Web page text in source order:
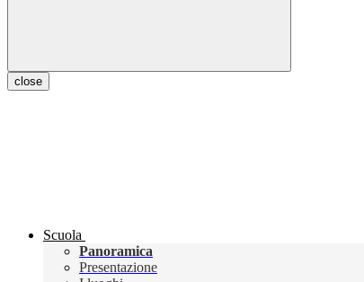
close
Scuola
Panoramica
Presentazione